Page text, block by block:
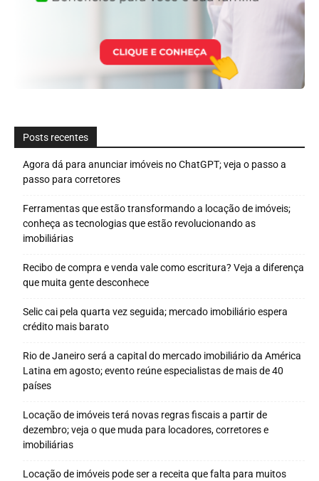
Posts recentes
Agora dá para anunciar imóveis no ChatGPT; veja o passo a
passo para corretores
Ferramentas que estão transformando a locação de imóveis;
conheça as tecnologias que estão revolucionando as
imobiliárias
Recibo de compra e venda vale como escritura? Veja a diferença
que muita gente desconhece
Selic cai pela quarta vez seguida; mercado imobiliário espera
crédito mais barato
Rio de Janeiro será a capital do mercado imobiliário da América
Latina em agosto; evento reúne especialistas de mais de 40
países
Locação de imóveis terá novas regras fiscais a partir de
dezembro; veja o que muda para locadores, corretores e
imobiliárias
Locação de imóveis pode ser a receita que falta para muitos